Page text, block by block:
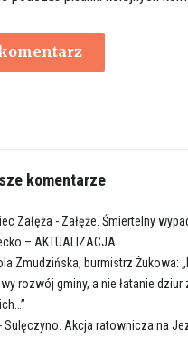
komentarze
Załęża - Załęże. Śmiertelny
– AKTUALIZACJA
Zmudzińska, burmistrz Żukowa:
rozwój gminy, a nie łatanie dziur
Sulęczyno. Akcja ratownicza na